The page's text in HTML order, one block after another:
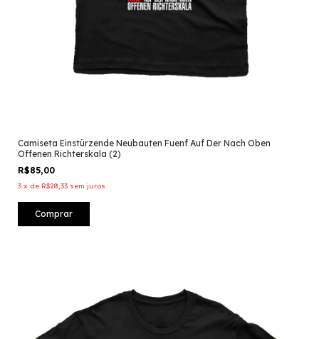
Camiseta Einstürzende Neubauten Fuenf Auf Der Nach Oben
Offenen Richterskala (2)
R$85,00
3 x de R$28,33 sem juros
Comprar